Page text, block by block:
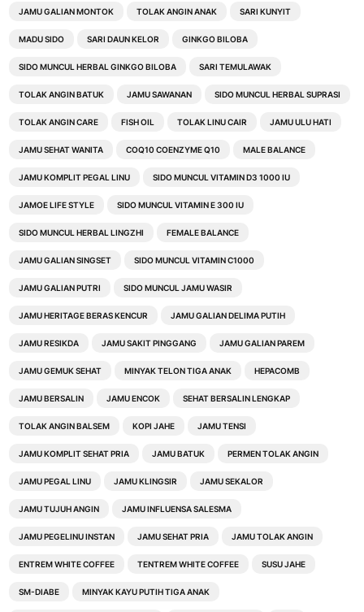
JAMU GALIAN MONTOK TOLAK ANGIN ANAK SARI KUNYIT
MADU SIDO SARI DAUN KELOR GINKGO BILOBA
SIDO MUNCUL HERBAL GINKGO BILOBA SARI TEMULAWAK
TOLAK ANGIN BATUK JAMU SAWANAN SIDO MUNCUL HERBAL SUPRASI
TOLAK ANGIN CARE FISH OIL TOLAK LINU CAIR JAMU ULU HATI
JAMU SEHAT WANITA COQ10 COENZYME Q10 MALE BALANCE
JAMU KOMPLIT PEGAL LINU SIDO MUNCUL VITAMIN D3 1000 IU
JAMOE LIFE STYLE SIDO MUNCUL VITAMIN E 300 IU
SIDO MUNCUL HERBAL LINGZHI FEMALE BALANCE
JAMU GALIAN SINGSET SIDO MUNCUL VITAMIN C1000
JAMU GALIAN PUTRI SIDO MUNCUL JAMU WASIR
JAMU HERITAGE BERAS KENCUR JAMU GALIAN DELIMA PUTIH
JAMU RESIKDA JAMU SAKIT PINGGANG JAMU GALIAN PAREM
JAMU GEMUK SEHAT MINYAK TELON TIGA ANAK HEPACOMB
JAMU BERSALIN JAMU ENCOK SEHAT BERSALIN LENGKAP
TOLAK ANGIN BALSEM KOPI JAHE JAMU TENSI
JAMU KOMPLIT SEHAT PRIA JAMU BATUK PERMEN TOLAK ANGIN
JAMU PEGAL LINU JAMU KLINGSIR JAMU SEKALOR
JAMU TUJUH ANGIN JAMU INFLUENSA SALESMA
JAMU PEGELINU INSTAN JAMU SEHAT PRIA JAMU TOLAK ANGIN
ENTREM WHITE COFFEE TENTREM WHITE COFFEE SUSU JAHE
SM-DIABE MINYAK KAYU PUTIH TIGA ANAK